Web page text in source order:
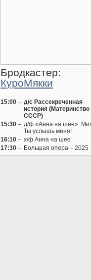
Бродкастер:
КуроМякки
15:00 – д/с Рассекреченная
история (Материнство
СССР)
15:30 – д/ф «Анна на шее».
Ты услышь меня!
16:10 – х/ф Анна на шее
17:30 – Большая опера – 2025